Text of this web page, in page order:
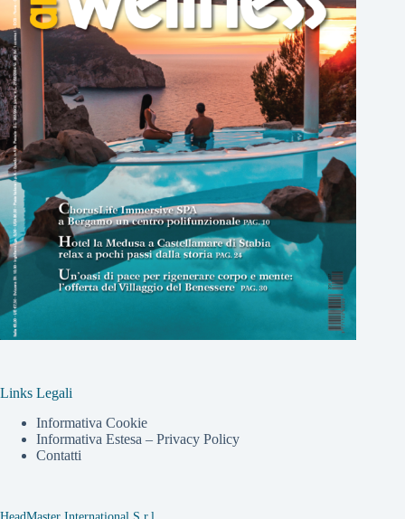
Links Legali
Informativa Cookie
Informativa Estesa – Privacy Policy
Contatti